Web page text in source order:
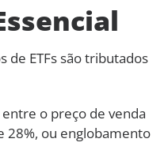
de ETFs são tributados
o preço de venda
28%, ou englobamento